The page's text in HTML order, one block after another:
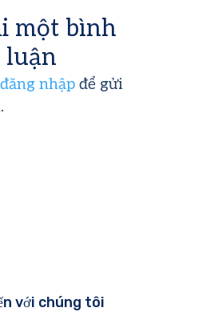
một bình
luận
đăng nhập để gửi
với chúng tôi